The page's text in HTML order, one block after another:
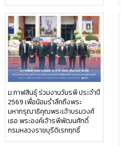
ม.กาฬสินธุ์ ร่วมงานวันรพี ประจำปี
2569 เพื่อน้อมรำลึกถึงพระ
มหากรุณาธิคุณพระเจ้าบรมวงศ์
เธอ พระองค์เจ้ารพีพัฒนศักดิ์
กรมหลวงราชบุรีดิเรกฤทธิ์